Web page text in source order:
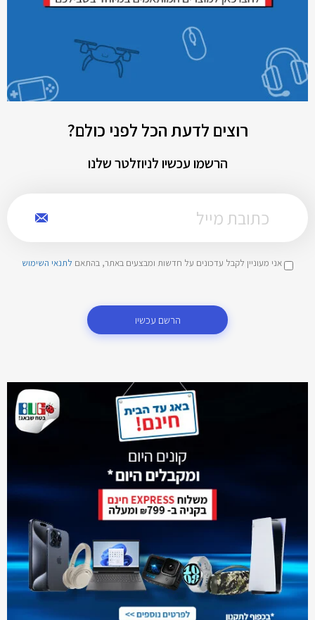
רוצים לדעת הכל לפני כולם?
הרשמו עכשיו לניוזלטר שלנו
אני מעוניין לקבל עדכונים על חדשות ומבצעים באתר, בהתאם לתנאי השימוש
הרשם עכשיו